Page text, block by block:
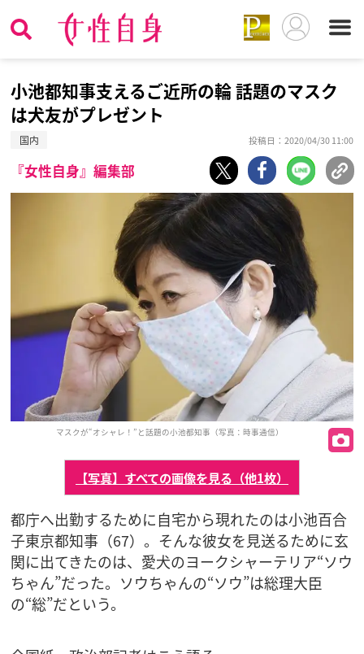
小池都知事支えるご近所の輪 話題のマスク
は犬友がプレゼント
国内 投稿日：2020/04/30 11:00
『女性自身』編集部
マスクが“オシャレ！”と話題の小池都知事（写真：時事通信）
【写真】すべての画像を見る（他1枚）
都庁へ出勤するために自宅から現れたのは小池百合
子東京都知事（67）。そんな彼女を見送るために玄
関に出てきたのは、愛犬のヨークシャーテリア“ソウ
ちゃん”だった。ソウちゃんの“ソウ”は総理大臣
の“総”だという。